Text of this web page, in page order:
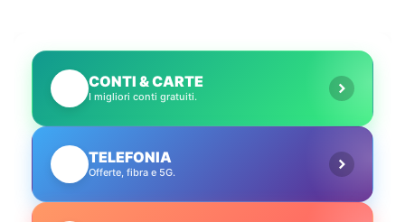
CONTI & CARTE
I migliori conti gratuiti.
TELEFONIA
Offerte, fibra e 5G.